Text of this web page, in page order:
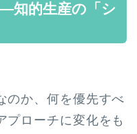
知的生産の「シ
のか、何を優先すべ
プローチに変化をも